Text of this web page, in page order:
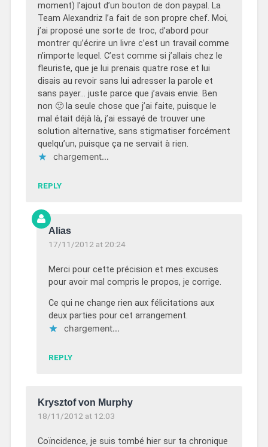
moment) l’ajout d’un bouton de don paypal. La
Team Alexandriz l’a fait de son propre chef. Moi,
j’ai proposé une sorte de troc, d’abord pour
montrer qu’écrire un livre c’est un travail comme
n’importe lequel. C’est comme si j’allais chez le
fleuriste, que je lui prenais quatre rose et lui
disais au revoir sans lui adresser la parole et
sans payer… juste parce que j’avais envie. Ben
non 🙂 la seule chose que j’ai faite, puisque le
mal était déjà là, j’ai essayé de trouver une
solution alternative, sans stigmatiser forcément
quelqu’un, puisque ça ne servait à rien.
chargement…
REPLY
Alias
17/11/2012 at 20:24
Merci pour cette précision et mes excuses
pour avoir mal compris le propos, je corrige.
Ce qui ne change rien aux félicitations aux
deux parties pour cet arrangement.
chargement…
REPLY
Krysztof von Murphy
18/11/2012 at 12:03
Coïncidence, je suis tombé hier sur ta chronique